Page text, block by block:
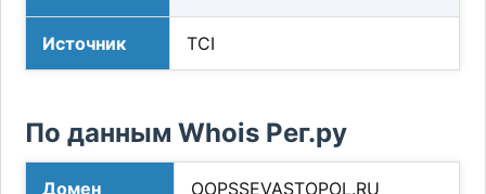
Источник TCI
По данным Whois Рег.ру
Домен OOPSSEVASTOPOL.RU